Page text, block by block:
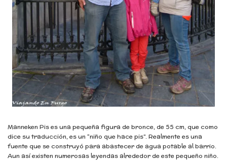
Manneken Pis es una pequeña figura de bronce, de 55 cm, que como
dice su traducción, es un “niño que hace pis”. Realmente es una
fuente que se construyó para abastecer de agua potable al barrio.
Aun así existen numerosas leyendas alrededor de este pequeño niño.